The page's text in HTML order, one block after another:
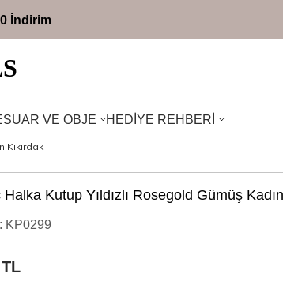
VE OBJE HEDIYE REHBERI
Kıkırdak
Kutup Yıldızlı Rosegold Gümüş
KP0299
TL